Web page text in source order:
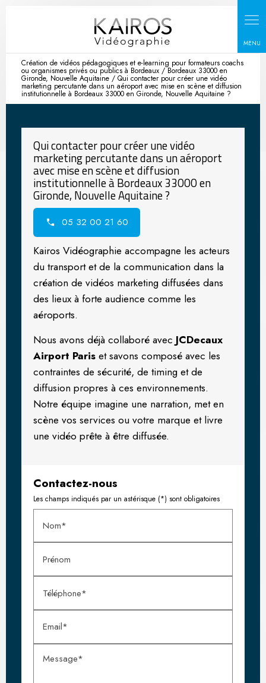
Création de vidéos pédagogiques et e-learning pour formateurs coachs
ou organismes privés ou publics à Bordeaux / Bordeaux 33000 en
Gironde, Nouvelle Aquitaine / Qui contacter pour créer une vidéo
marketing percutante dans un aéroport avec mise en scène et diffusion
institutionnelle à Bordeaux 33000 en Gironde, Nouvelle Aquitaine ?
Qui contacter pour créer une vidéo
marketing percutante dans un aéroport
avec mise en scène et diffusion
institutionnelle à Bordeaux 33000 en
Gironde, Nouvelle Aquitaine ?
05 32 00 21 60
Kairos Vidéographie accompagne les acteurs
du transport et de la communication dans la
création de vidéos marketing diffusées dans
des lieux à forte audience comme les
aéroports.
Nous avons déjà collaboré avec JCDecaux
Airport Pariset savons composé avec les
contraintes de sécurité, de timing et de
diffusion propres à ces environnements.
Notre équipe imagine une narration, met en
scène vos services ou votre marque et livre
une vidéo prête à être diffusée.
Contactez-nous
Les champs indiqués par un astérisque (*) sont obligatoires
Nom*
Prénom
Téléphone*
Email*
Message*